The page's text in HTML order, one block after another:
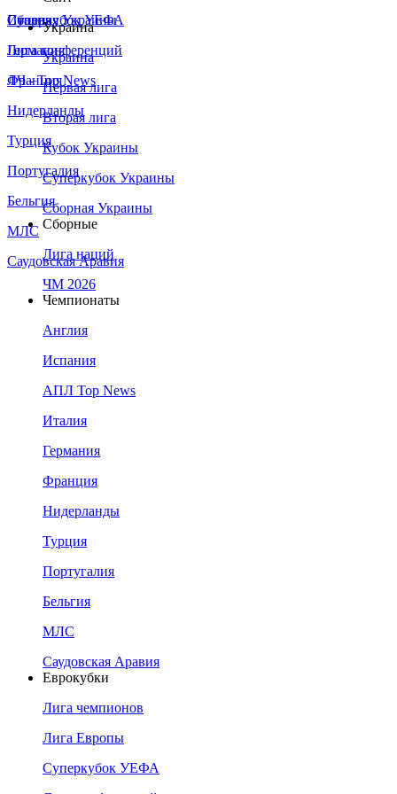
Сборная Украины
Италия
Германия
Франция
Нидерланды
Турция
Португалия
Бельгия
МЛС
Саудовская Аравия
Суперкубок УЕФА
Лига конференций
ЛЧ - Top News
Украина
Украина
Первая лига
Вторая лига
Кубок Украины
Суперкубок Украины
Сборная Украины
Сборные
Лига наций
ЧМ 2026
Чемпионаты
Англия
Испания
АПЛ Top News
Италия
Германия
Франция
Нидерланды
Турция
Португалия
Бельгия
МЛС
Саудовская Аравия
Еврокубки
Лига чемпионов
Лига Европы
Суперкубок УЕФА